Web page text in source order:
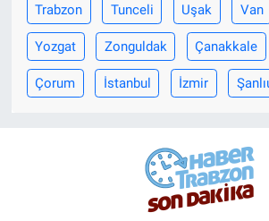
Trabzon Tunceli Uşak Van
Yozgat Zonguldak Çanakkale
Çorum İstanbul İzmir